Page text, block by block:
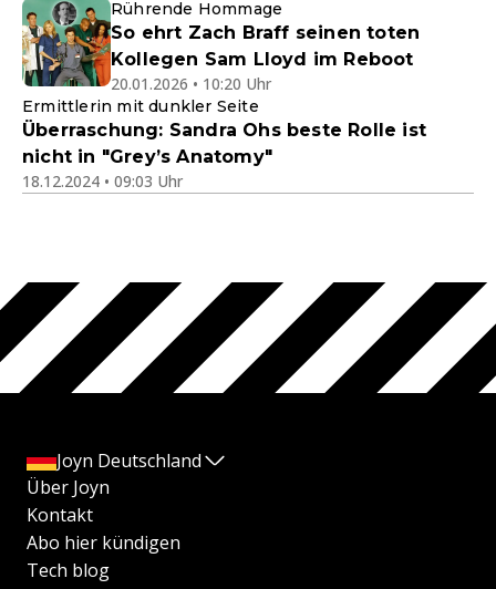
Rührende Hommage
So ehrt Zach Braff seinen toten
Kollegen Sam Lloyd im Reboot
20.01.2026 • 10:20 Uhr
Ermittlerin mit dunkler Seite
Überraschung: Sandra Ohs beste Rolle ist
nicht in "Grey’s Anatomy"
18.12.2024 • 09:03 Uhr
Joyn Deutschland
Über Joyn
Kontakt
Abo hier kündigen
Tech blog